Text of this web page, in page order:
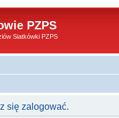
PZPS
Siatkówki PZPS
się zalogować.